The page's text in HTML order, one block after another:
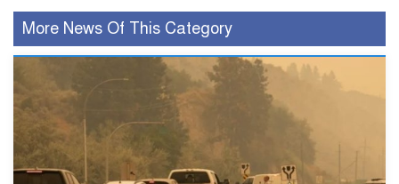
More News Of This Category